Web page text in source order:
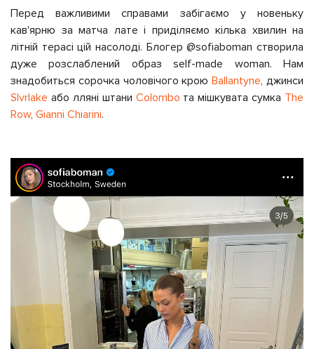
Перед важливими справами забігаємо у новеньку
кав'ярню за матча лате і приділяємо кілька хвилин на
літній терасі цій насолоді. Блогер @sofiaboman створила
дуже розслаблений образ self-made woman. Нам
знадобиться сорочка чоловічого кроюBallantyne, джинси
Slvrlake або лляні штани Colombo та мішкувата сумка The
Row, Gianni Chiarini.